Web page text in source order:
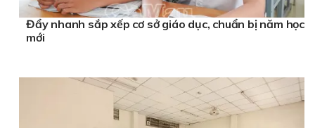
Đẩy nhanh sắp xếp cơ sở giáo dục, chuẩn bị năm học
mới